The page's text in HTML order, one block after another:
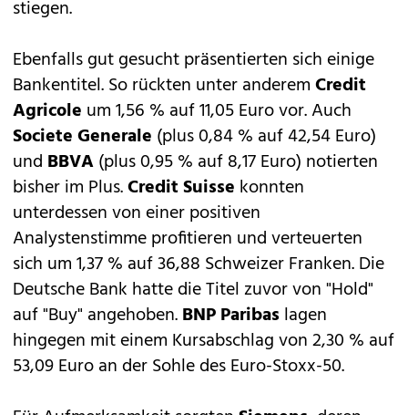
stiegen.
Ebenfalls gut gesucht präsentierten sich einige
Bankentitel. So rückten unter anderemCredit
Agricole um 1,56 % auf 11,05 Euro vor. Auch
Societe Generale (plus 0,84 % auf 42,54 Euro)
und BBVA(plus 0,95 % auf 8,17 Euro) notierten
bisher im Plus.Credit Suisse konnten
unterdessen von einer positiven
Analystenstimme profitieren und verteuerten
sich um 1,37 % auf 36,88 Schweizer Franken. Die
Deutsche Bank hatte die Titel zuvor von "Hold"
auf "Buy" angehoben.BNP Paribas lagen
hingegen mit einem Kursabschlag von 2,30 % auf
53,09 Euro an der Sohle des Euro-Stoxx-50.